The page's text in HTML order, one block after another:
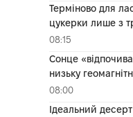
Терміново для
цукерки лише з
08:15
Сонце
низьку
08:00
Ідеальний